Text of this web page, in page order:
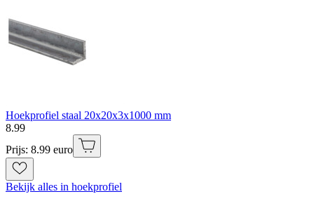
Hoekprofiel staal 20x20x3x1000 mm
8.99
Prijs: 8.99 euro
Bekijk alles in hoekprofiel